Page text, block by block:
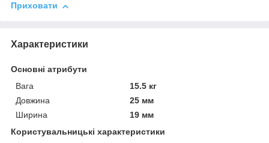
Приховати
Характеристики
Основні атрибути
Вага
15.5 кг
Довжина
25 мм
Ширина
19 мм
Користувальницькі характеристики